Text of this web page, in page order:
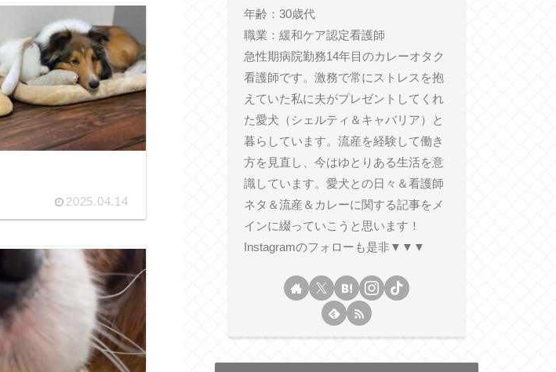
2025.04.14
年齢：30歳代
職業：緩和ケア認定看護師
急性期病院勤務14年目のカレーオタク
看護師です。激務で常にストレスを抱
えていた私に夫がプレゼントしてくれ
た愛犬（シェルティ＆キャバリア）と
暮らしています。流産を経験して働き
方を見直し、今はゆとりある生活を意
識しています。愛犬との日々＆看護師
ネタ＆流産＆カレーに関する記事をメ
インに綴っていこうと思います！
Instagramのフォローも是非▼▼▼